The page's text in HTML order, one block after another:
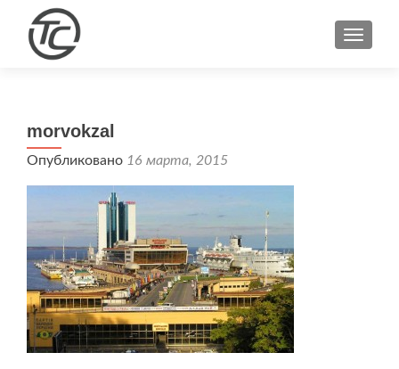
morvokzal
Опубликовано 16 марта, 2015